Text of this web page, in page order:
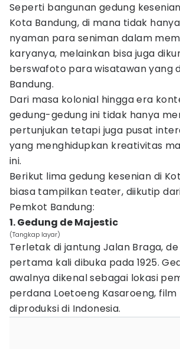
Seperti bangunan gedung
Kota Bandung, di mana tidak
nyaman para seniman dalam
karyanya, melainkan bisa juga
berswafoto para wisatawan yang
Bandung.
Dari masa kolonial hingga era
gedung-gedung ini tidak hanya
pertunjukan tetapi juga pusat
yang menghidupkan kreativitas
ini.
Berikut lima gedung kesenian di
biasa tampilkan teater, diikutip
Pemkot Bandung:
1. Gedung de Majestic
(Tangkap layar)
Terletak di jantung Jalan Braga,
pertama kali dibuka pada 1925.
awalnya dikenal sebagai lokasi
perdana Loetoeng Kasaroeng,
diproduksi di Indonesia.